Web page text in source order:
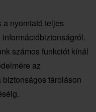
nyomtató teljes
számos funkciót kínál
az
tároláson